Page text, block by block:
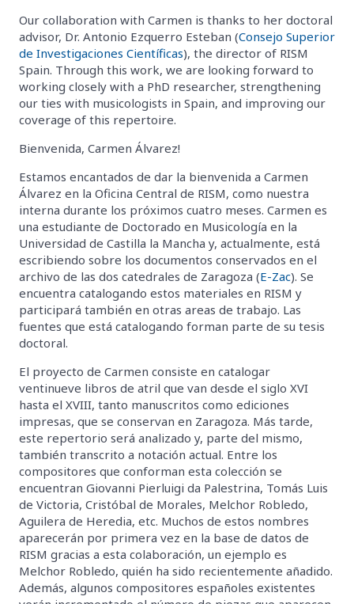
Our collaboration with Carmen is thanks to her doctoral
advisor, Dr. Antonio Ezquerro Esteban (Consejo Superior
de Investigaciones Científicas), the director of RISM
Spain. Through this work, we are looking forward to
working closely with a PhD researcher, strengthening
our ties with musicologists in Spain, and improving our
coverage of this repertoire.
Bienvenida, Carmen Álvarez!
Estamos encantados de dar la bienvenida a Carmen
Álvarez en la Oficina Central de RISM, como nuestra
interna durante los próximos cuatro meses. Carmen es
una estudiante de Doctorado en Musicología en la
Universidad de Castilla la Mancha y, actualmente, está
escribiendo sobre los documentos conservados en el
archivo de las dos catedrales de Zaragoza (E-Zac). Se
encuentra catalogando estos materiales en RISM y
participará también en otras areas de trabajo. Las
fuentes que está catalogando forman parte de su tesis
doctoral.
El proyecto de Carmen consiste en catalogar
ventinueve libros de atril que van desde el siglo XVI
hasta el XVIII, tanto manuscritos como ediciones
impresas, que se conservan en Zaragoza. Más tarde,
este repertorio será analizado y, parte del mismo,
también transcrito a notación actual. Entre los
compositores que conforman esta colección se
encuentran Giovanni Pierluigi da Palestrina, Tomás Luis
de Victoria, Cristóbal de Morales, Melchor Robledo,
Aguilera de Heredia, etc. Muchos de estos nombres
aparecerán por primera vez en la base de datos de
RISM gracias a esta colaboración, un ejemplo es
Melchor Robledo, quién ha sido recientemente añadido.
Además, algunos compositores españoles existentes